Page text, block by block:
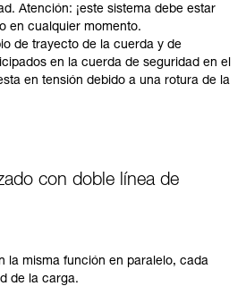
Atención: ¡este sistema debe estar
en cualquier momento.
de trayecto de la cuerda y de
en la cuerda de seguridad en el
en tensión debido a una rotura de la
con doble línea de
la misma función en paralelo, cada
de la carga.